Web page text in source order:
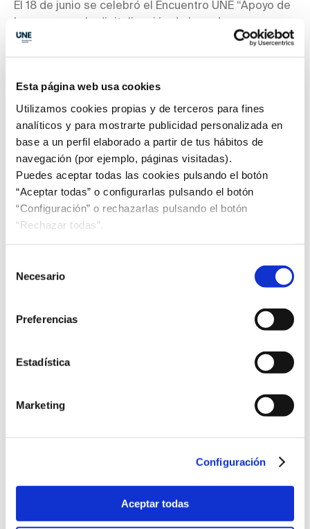
Esta página web usa cookies
Utilizamos cookies propias y de terceros para fines
analíticos y para mostrarte publicidad personalizada en
base a un perfil elaborado a partir de tus hábitos de
navegación (por ejemplo, páginas visitadas).
Puedes aceptar todas las cookies pulsando el botón
“Aceptar todas” o configurarlas pulsando el botón
“Configuración” o rechazarlas pulsando el botón
“Rechazar todas”.
Necesario
Preferencias
Estadística
Marketing
Configuración
Aceptar todas
El 18 de junio se celebró el Encuentro UNE “Apoyo de
agroalimentaria”, en el que se presentaron los
trabajos de estandarización que se están
Agricultura Inteligente en la Organización
Internacional de Normalización (ISO). La
digitalización del sector agroalimentario y toda su
cadena de valor es hoy en día una exigencia y, por
ello, se ha creado en ISO un nuevo Comité Técnico: el
ISO/TC 347 Data driven agrifood systems. Este
comité está abordando la estandarización de los
datos en el sistema agroalimentario para favorecer
la toma de decisiones informada en el contexto de